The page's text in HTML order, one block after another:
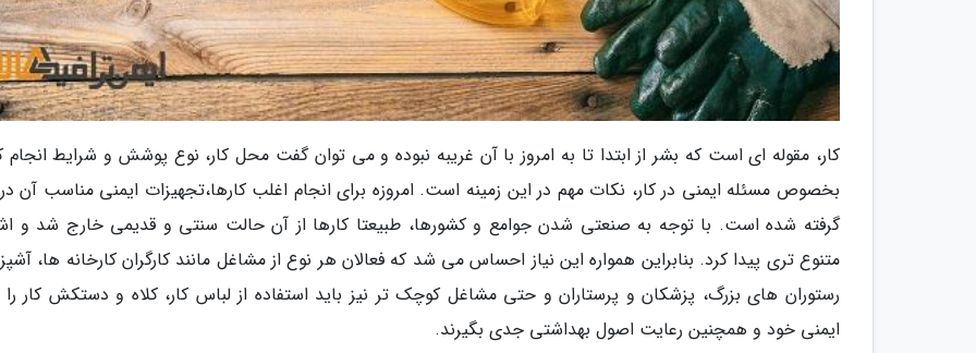
کار، مقوله ای است که بشر از ابتدا تا به امروز با آن غریبه نبوده و می توان گفت محل کار، نوع پوشش و شرایط انجام
بخصوص مسئله ایمنی در کار، نکات مهم در این زمینه است. امروزه برای انجام اغلب کارها،تجهیزات ایمنی مناسب آن
گرفته شده است. با توجه به صنعتی شدن جوامع و کشورها، طبیعتا کارها از آن حالت سنتی و قدیمی خارج شد و
متنوع تری پیدا کرد. بنابراین همواره این نیاز احساس می شد که فعالان هر نوع از مشاغل مانند کارگران کارخانه ها،
رستوران های بزرگ، پزشکان و پرستاران و حتی مشاغل کوچک تر نیز باید استفاده از لباس کار، کلاه و دستکش کار را
ایمنی خود و همچنین رعایت اصول بهداشتی جدی بگیرند.